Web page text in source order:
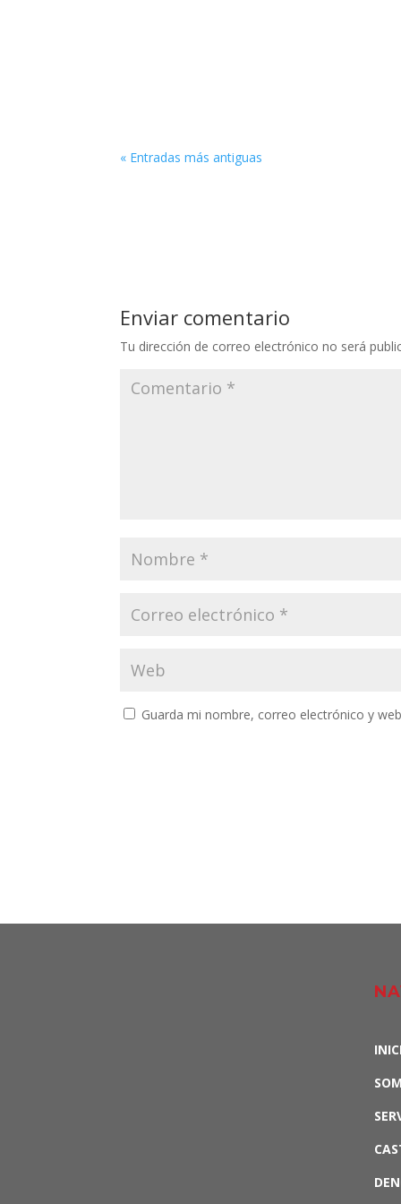
« Entradas más antiguas
Enviar comentario
Tu dirección de correo electrónico no será
Guarda mi nombre, correo electrónico y